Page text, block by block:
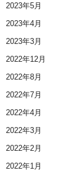
2023年5月
2023年4月
2023年3月
2022年12月
2022年8月
2022年7月
2022年4月
2022年3月
2022年2月
2022年1月